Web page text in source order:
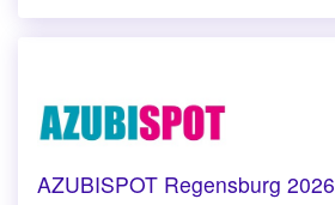
AZUBISPOT Regensburg 2026